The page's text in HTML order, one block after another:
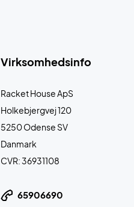
Virksomhedsinfo
Racket House ApS
Holkebjergvej 120
5250 Odense SV
Danmark
CVR: 36931108
65906690